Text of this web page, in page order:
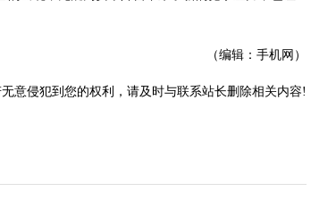
（编辑：手机网）
意侵犯到您的权利，请及时与联系站长删除相关内容!